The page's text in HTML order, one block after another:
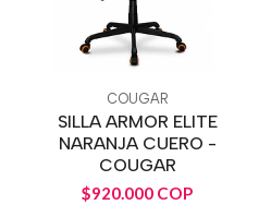
COUGAR
SILLA ARMOR ELITE
NARANJA CUERO -
COUGAR
$920.000 COP